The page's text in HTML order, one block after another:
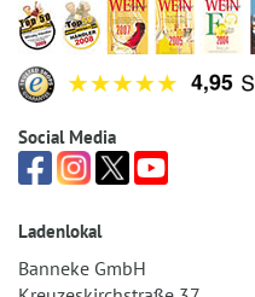
Social Media
Ladenlokal
Banneke GmbH